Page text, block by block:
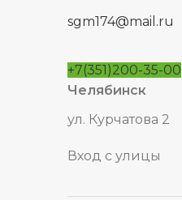
sgm174@mail.ru
+7(351)200-35-00
Челябинск
ул. Курчатова 2
Вход с улицы